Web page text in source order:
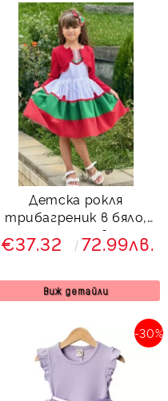
Детска рокля
трибагреник в бяло,
зелено и червео с
фолклорни мотиви и
€37.32 72.99лв.
Виж детайли
-30%